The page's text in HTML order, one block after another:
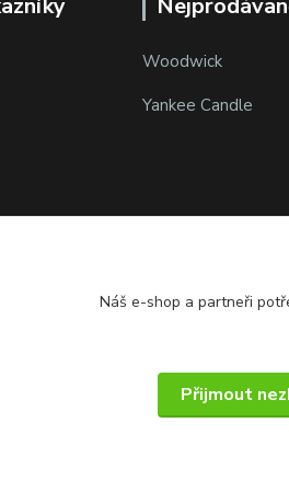
Woodwick
Yankee Candle
Náš e-shop a partneři
Přijmout